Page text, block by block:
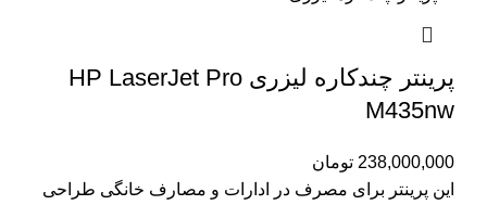
پرینتر چندکاره لیزری HP LaserJet Pro
M435nw
238,000,000 تومان
این پرینتر برای مصرف در ادارات و مصارف خانگی طراحی